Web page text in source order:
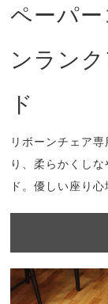
ペーパ
ンラン
ド
リボーンチェア
り、柔らかくし
ド。優しい座り